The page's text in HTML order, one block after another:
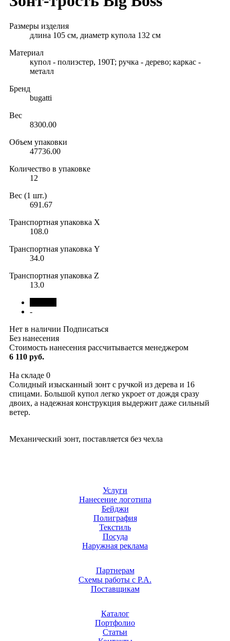
Размеры изделия
длина 105 см, диаметр купола 132 см
Материал
купол - полиэстер, 190T; ручка - дерево; каркас -
металл
Бренд
bugatti
Вес
8300.00
Объем упаковки
47736.00
Количество в упаковке
12
Вес (1 шт.)
691.67
Транспортная упаковка X
108.0
Транспортная упаковка Y
34.0
Транспортная упаковка Z
13.0
-
Нет в наличии Подписаться
Без нанесения
Стоимость нанесения рассчитывается менеджером
6 110 руб.
На складе 0
Солидный изысканный зонт с ручкой из дерева и 16
спицами. Большой купол легко укроет от дождя сразу
двоих, а надежная конструкция выдержит даже сильный
ветер.
Механический зонт, поставляется без чехла
Услуги
Нанесение логотипа
Бейджи
Полиграфия
Текстиль
Посуда
Наружная реклама
Партнерам
Схемы работы с Р.А.
Поставщикам
Каталог
Портфолио
Статьи